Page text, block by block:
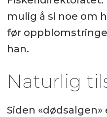
mulig å si noe om
før
han.
Naturlig
Siden «dødsalgen»